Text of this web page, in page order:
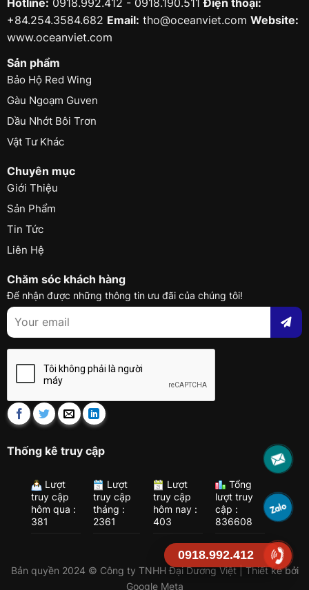
Hotline: 0918.992.412 - 0918.190.511Điện thoại:
+84.254.3584.682 Email: tho@oceanviet.com Website:
www.oceanviet.com
Sản phẩm
Bảo Hộ Red Wing
Gàu Ngoạm Guven
Dầu Nhớt Bôi Trơn
Vật Tư Khác
Chuyên mục
Giới Thiệu
Sản Phẩm
Tin Tức
Liên Hệ
Chăm sóc khách hàng
Để nhận được những thông tin ưu đãi của chúng tôi!
Thống kê truy cập
Lượt
truy cập
hôm qua :
381
Lượt
truy cập
tháng :
2361
Lượt
truy cập
hôm nay :
403
Tổng
lượt truy
cập :
836608
Bản quyền 2024 © Công ty TNHH Đại Dương Việt | Thiết kế bởi
Google Meta
0918.992.412